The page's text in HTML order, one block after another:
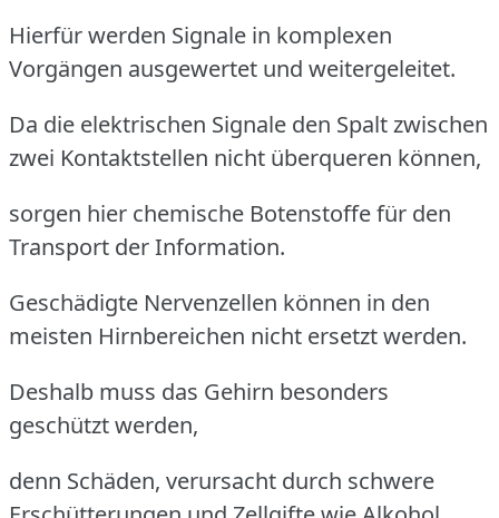
Hierfür werden Signale in komplexen
Vorgängen ausgewertet und weitergeleitet.
Da die elektrischen Signale den Spalt zwischen
zwei Kontaktstellen nicht überqueren können,
sorgen hier chemische Botenstoffe für den
Transport der Information.
Geschädigte Nervenzellen können in den
meisten Hirnbereichen nicht ersetzt werden.
Deshalb muss das Gehirn besonders
geschützt werden,
denn Schäden, verursacht durch schwere